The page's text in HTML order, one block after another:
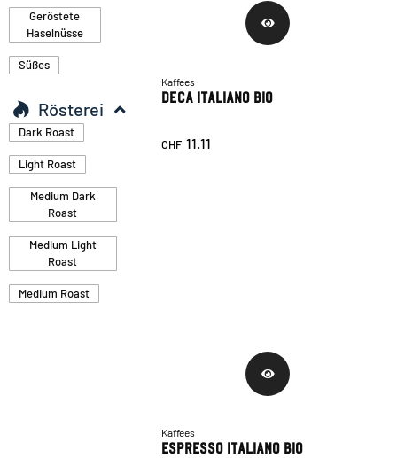
Geröstete
Haselnüsse
Süßes
Rösterei
Dark Roast
Light Roast
Medium Dark
Roast
Medium Light
Roast
Medium Roast
Kaffees
Deca Italiano Bio
CHF 11.11
Kaffees
Espresso Italiano Bio